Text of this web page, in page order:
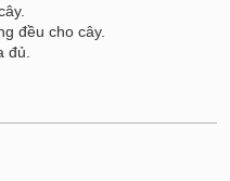
đều cho cây.
đủ.